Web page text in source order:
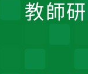
教師